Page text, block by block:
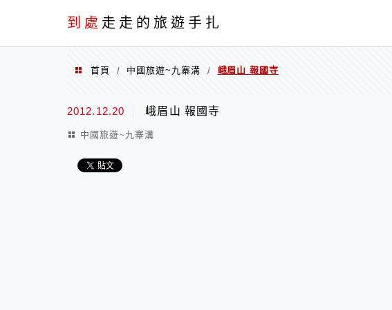
到處 走走的旅遊手扎
首頁 / 中國旅遊~九寨溝 / 峨眉山 報國寺
2012.12.20 峨眉山 報國寺
中國旅遊~九寨溝